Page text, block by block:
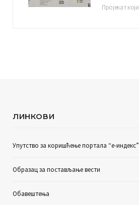
ЛИНКОВИ
Упутство за коришћење портала “е-индекс”
Образац за постављање вести
Обавештења